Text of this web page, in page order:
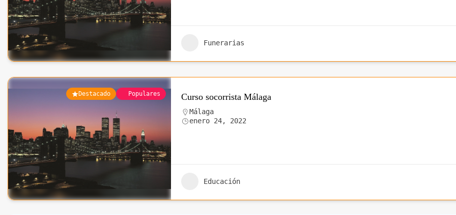
Funerarias
Destacado Populares Curso socorrista Málaga
Málaga
enero 24, 2022
Educación